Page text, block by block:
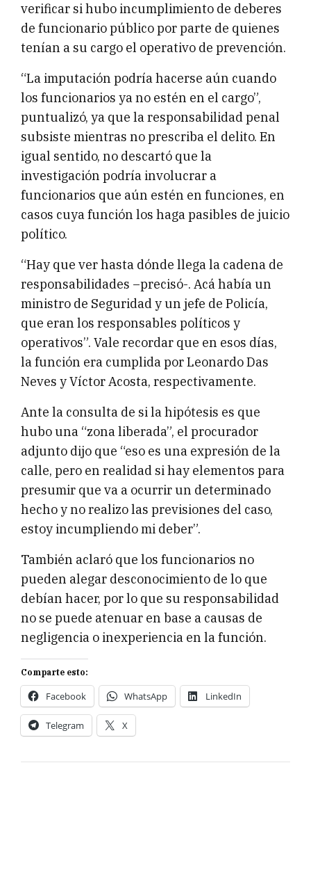
verificar si hubo incumplimiento de deberes
de funcionario público por parte de quienes
tenían a su cargo el operativo de prevención.
“La imputación podría hacerse aún cuando
los funcionarios ya no estén en el cargo”,
puntualizó, ya que la responsabilidad penal
subsiste mientras no prescriba el delito. En
igual sentido, no descartó que la
investigación podría involucrar a
funcionarios que aún estén en funciones, en
casos cuya función los haga pasibles de juicio
político.
“Hay que ver hasta dónde llega la cadena de
responsabilidades –precisó-. Acá había un
ministro de Seguridad y un jefe de Policía,
que eran los responsables políticos y
operativos”. Vale recordar que en esos días,
la función era cumplida por Leonardo Das
Neves y Víctor Acosta, respectivamente.
Ante la consulta de si la hipótesis es que
hubo una “zona liberada”, el procurador
adjunto dijo que “eso es una expresión de la
calle, pero en realidad si hay elementos para
presumir que va a ocurrir un determinado
hecho y no realizo las previsiones del caso,
estoy incumpliendo mi deber”.
También aclaró que los funcionarios no
pueden alegar desconocimiento de lo que
debían hacer, por lo que su responsabilidad
no se puede atenuar en base a causas de
negligencia o inexperiencia en la función.
Comparte esto:
Facebook WhatsApp LinkedIn
Telegram X